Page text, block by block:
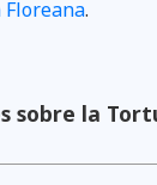
Floreana.
sobre la